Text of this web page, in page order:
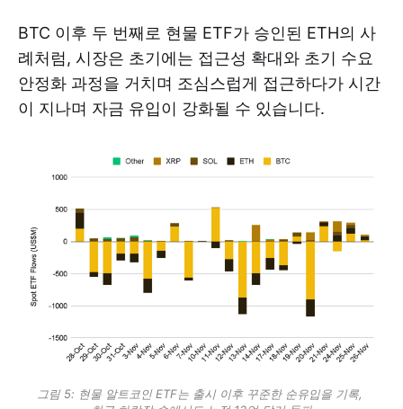
BTC 이후 두 번째로 현물 ETF가 승인된 ETH의 사
례처럼, 시장은 초기에는 접근성 확대와 초기 수요
안정화 과정을 거치며 조심스럽게 접근하다가 시간
이 지나며 자금 유입이 강화될 수 있습니다.
그림 5: 현물 알트코인 ETF는 출시 이후 꾸준한 순유입을 기록,